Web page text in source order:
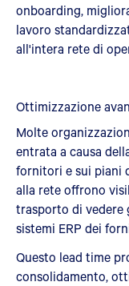
onboarding,
lavoro
all'intera rete di
Ottimizzazione
Molte
entrata a causa
fornitori e sui piani
alla rete offrono
trasporto di vedere
sistemi ERP dei
Questo lead time
consolidamento,